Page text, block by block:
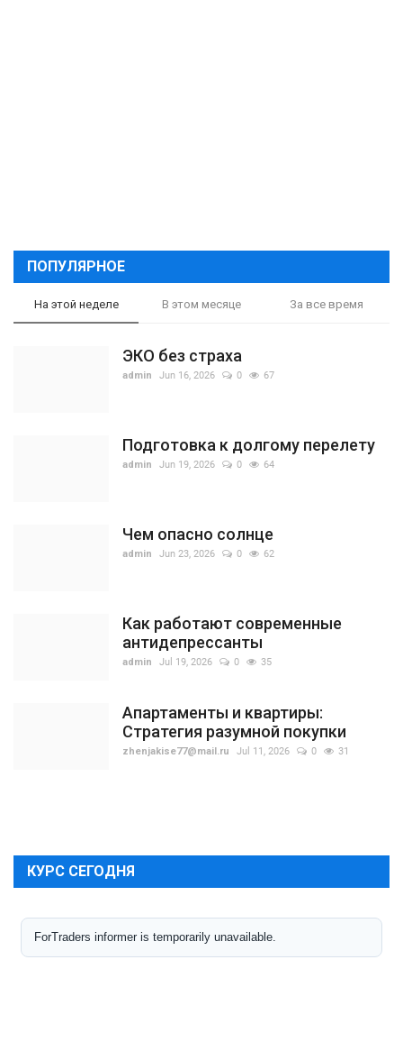
ПОПУЛЯРНОЕ
На этой неделе В этом месяце За все время
ЭКО без страха
admin Jun 16, 2026 0 67
Подготовка к долгому перелету
admin Jun 19, 2026 0 64
Чем опасно солнце
admin Jun 23, 2026 0 62
Как работают современные
антидепрессанты
admin Jul 19, 2026 0 35
Апартаменты и квартиры:
Стратегия разумной покупки
zhenjakise77@mail.ru Jul 11, 2026 0 31
КУРС СЕГОДНЯ